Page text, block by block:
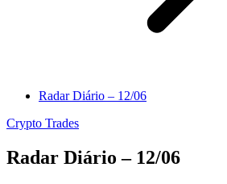
Radar Diário – 12/06
Crypto Trades
Radar Diário – 12/06